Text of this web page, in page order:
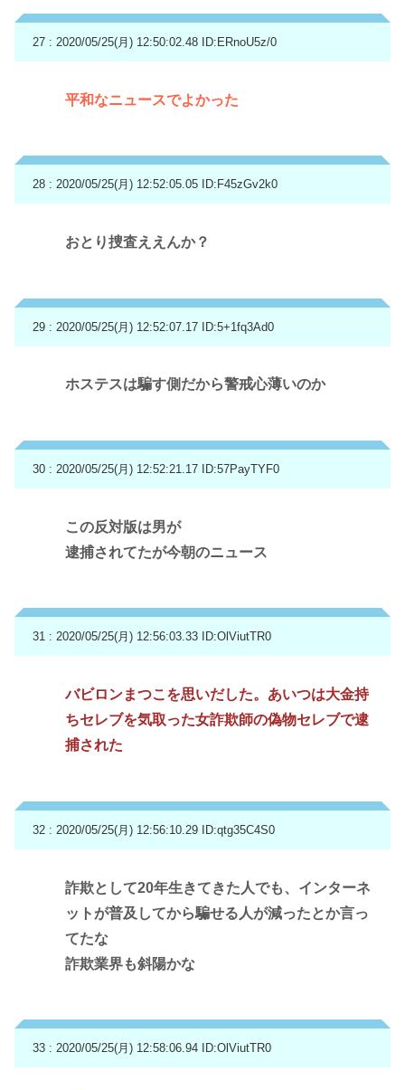
27 : 2020/05/25(月) 12:50:02.48 ID:ERnoU5z/0
平和なニュースでよかった
28 : 2020/05/25(月) 12:52:05.05 ID:F45zGv2k0
おとり捜査ええんか？
29 : 2020/05/25(月) 12:52:07.17 ID:5+1fq3Ad0
ホステスは騙す側だから警戒心薄いのか
30 : 2020/05/25(月) 12:52:21.17 ID:57PayTYF0
この反対版は男が
逮捕されてたが今朝のニュース
31 : 2020/05/25(月) 12:56:03.33 ID:OlViutTR0
バビロンまつこを思いだした。あいつは大金持
ちセレブを気取った女詐欺師の偽物セレブで逮
捕された
32 : 2020/05/25(月) 12:56:10.29 ID:qtg35C4S0
詐欺として20年生きてきた人でも、インターネ
ットが普及してから騙せる人が減ったとか言っ
てたな
詐欺業界も斜陽かな
33 : 2020/05/25(月) 12:58:06.94 ID:OlViutTR0